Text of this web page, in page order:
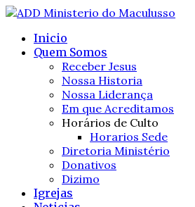
Inicio
Quem Somos
Receber Jesus
Nossa Historia
Nossa Liderança
Em que Acreditamos
Horários de Culto
Horarios Sede
Diretoria Ministério
Donativos
Dizimo
Igrejas